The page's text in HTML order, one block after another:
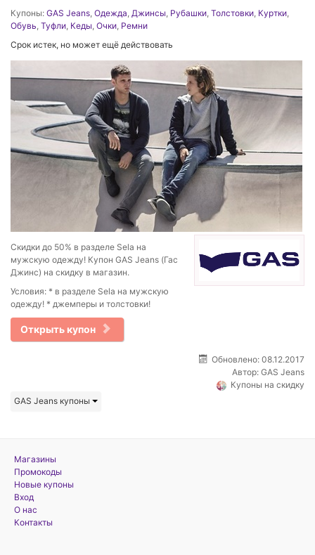
Купоны: GAS Jeans Одежда Джинсы Рубашки Толстовки Куртки
Обувь Туфли Кеды Очки Ремни
Срок истек, но может ещё действовать
Скидки до 50% в разделе Sela на
мужскую одежду! Купон GAS Jeans (Гас
Джинс) на скидку в магазин.
Условия: * в разделе Sela на мужскую
одежду! * джемперы и толстовки!
Открыть купон
Обновлено: 08.12.2017
Автор: GAS Jeans
Купоны на скидку
GAS Jeans купоны
Магазины
Промокоды
Новые купоны
Вход
О нас
Контакты